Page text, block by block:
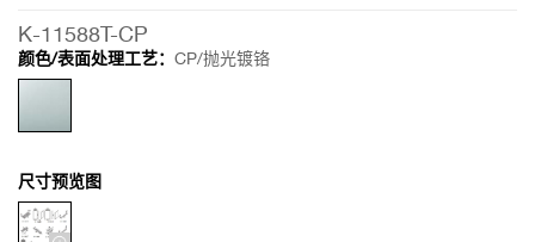
K-11588T-CP
颜色/表面处理工艺： CP/抛光镀铬
尺寸预览图